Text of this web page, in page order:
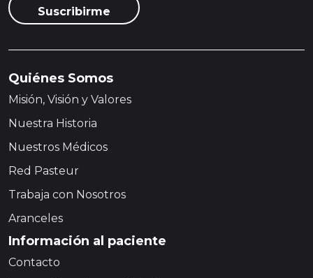
Quiénes Somos
Misión, Visión y Valores
Nuestra Historia
Nuestros Médicos
Red Pasteur
Trabaja con Nosotros
Aranceles
Información al paciente
Contacto